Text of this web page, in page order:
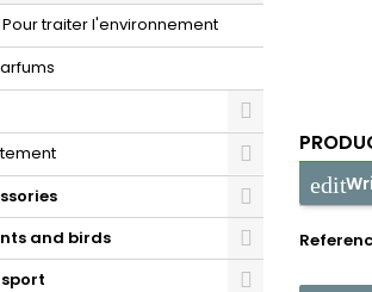
Pour traiter l'environnement
and birds